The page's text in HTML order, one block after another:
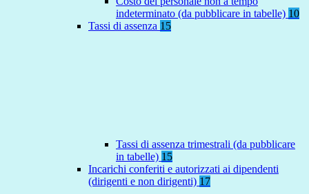
indeterminato (da pubblicare in tabelle) 10
Tassi di assenza 15
Tassi di assenza trimestrali (da pubblicare
in tabelle) 15
Incarichi conferiti e autorizzati ai dipendenti
(dirigenti e non dirigenti) 17